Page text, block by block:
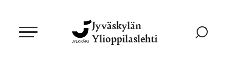
sisältöön
Jyväskylän
Ylioppilaslehti
Siirry